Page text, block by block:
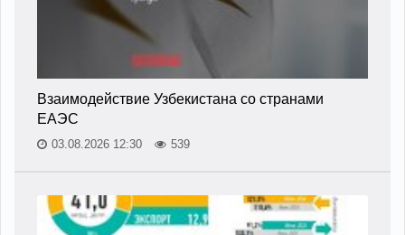
Взаимодействие Узбекистана со странами
ЕАЭС
03.08.2026 12:30 539